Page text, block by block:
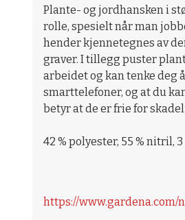
Plante- og jordhansken i
rolle, spesielt når man
hender kjennetegnes av
graver. I tillegg puster
arbeidet og kan tenke deg
smarttelefoner, og at du
betyr at de er frie for
42 % polyester, 55 % nitril,
https://